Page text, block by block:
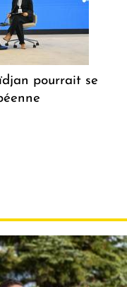
pourrait se